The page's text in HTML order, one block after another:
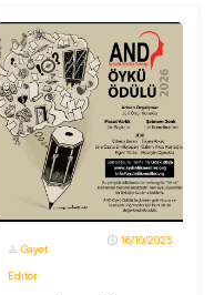
Gayet
Editör
16/10/2025